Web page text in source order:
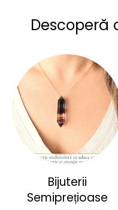
Descoperă
Bijuterii
Semiprețioase